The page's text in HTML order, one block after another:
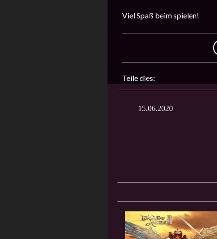
Viel Spaß beim spielen!
Teile dies:
15.06.2020